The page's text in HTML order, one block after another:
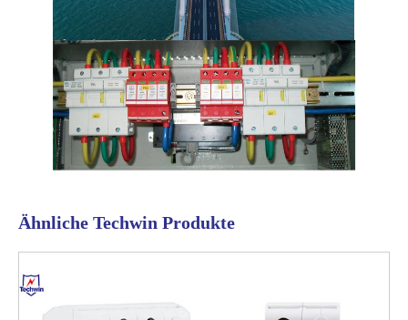
Ähnliche Techwin Produkte